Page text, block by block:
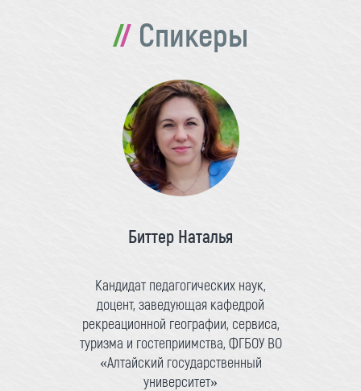
Спикеры
Биттер Наталья
Кандидат педагогических наук,
доцент, заведующая кафедрой
рекреационной географии, сервиса,
туризма и гостеприимства, ФГБОУ ВО
«Алтайский государственный
университет»